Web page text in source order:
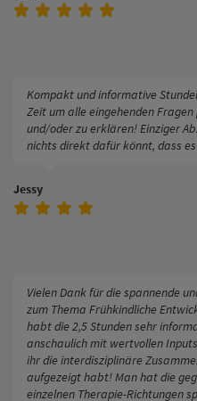
Kompakt und informative
Zeit um alle eingehenden
und/oder zu erklären! Einziger
nichts direkt dafür könnt, dass
Jessy
Vielen Dank für die spannende
zum Thema Frühkindliche
habt die 2,5 Stunden sehr
anschaulich mit wertvollen
ihr die interdisziplinäre
aufgezeigt habt! Man hat die
einzelnen Therapie-Richtungen